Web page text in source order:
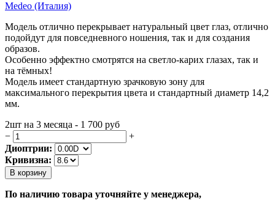
Medeo (Италия)
Модель отлично перекрывает натуральный цвет глаз, отлично
подойдут для повседневного ношения, так и для создания
образов.
Особенно эффектно смотрятся на светло-карих глазах, так и
на тёмных!
Модель имеет стандартную зрачковую зону для
максимального перекрытия цвета и стандартный диаметр 14,2
мм.
2шт на 3 месяца - 1 700 руб
−
+
Диоптрии:
Кривизна:
В корзину
По наличию товара уточняйте у менеджера,